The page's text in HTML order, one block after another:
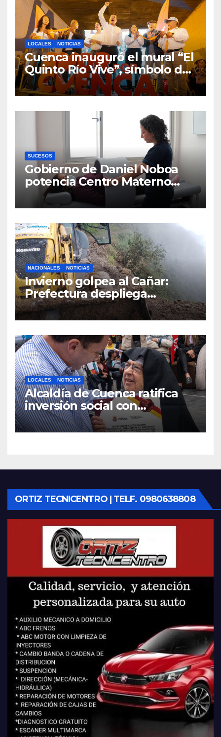
LOCALES NOTICIAS
Cuenca inauguró el mural “El
Quinto Río Vive”, símbolo de
la defensa ciudadana del
agua
SUCESOS
Gobierno de Daniel Noboa
potencia Centro Materno
Infantil y Emergencias en
Cuenca con nuevos equipos
NACIONALES NOTICIAS
Invierno golpea al Cañar:
Prefectura despliega
maquinaria en toda la
provincia para mantener las
LOCALES NOTICIAS
Alcaldía de Cuenca ratifica
inversión social con
fundaciones e instituciones
locales
ORTIZ TECNICENTRO | TELF. 0980638808